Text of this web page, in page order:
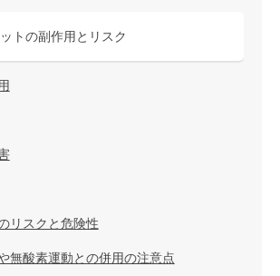
トの副作用とリスク
リスクと危険性
無酸素運動との併用の注意点